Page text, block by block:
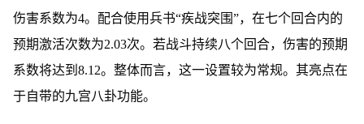
伤害系数为4。配合使用兵书“疾战突围”，在七个回合内的
预期激活次数为2.03次。若战斗持续八个回合，伤害的预期
系数将达到8.12。整体而言，这一设置较为常规。其亮点在
于自带的九宫八卦功能。